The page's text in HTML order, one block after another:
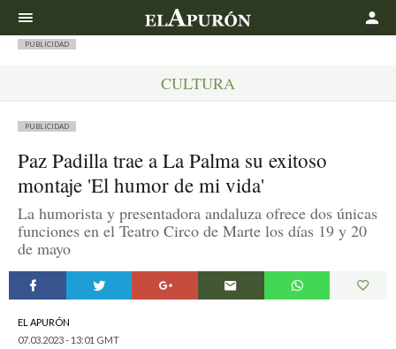
PUBLICIDAD
CULTURA
PUBLICIDAD
Paz Padilla trae a La Palma su exitoso
montaje 'El humor de mi vida'
La humorista y presentadora andaluza ofrece dos únicas
funciones en el Teatro Circo de Marte los días 19 y 20
de mayo
EL APURÓN
07.03.2023 - 13:01 GMT